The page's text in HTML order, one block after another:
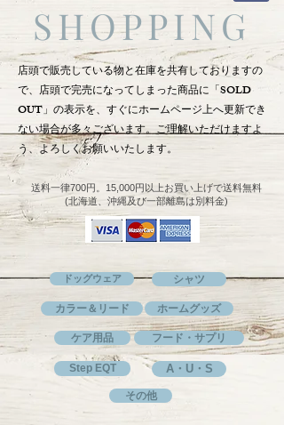
SHOPPING
店頭で販売している物と在庫を共有しておりますの
で、店頭で完売になってしまった商品に「SOLD
OUT」の表示を、すぐにホームページ上へ更新でき
ない場合が多々ございます。ご理解いただけますよ
う、よろしくお願いいたします。
送料一律700円。15,000円以上お買い上げで送料無料
(北海道、沖縄及び一部離島は別料金)
ドッグウェア シャツ
カラー＆リード ホームグッズ
ケア用品 フード・サプリ
Step EQT A・U・S
その他